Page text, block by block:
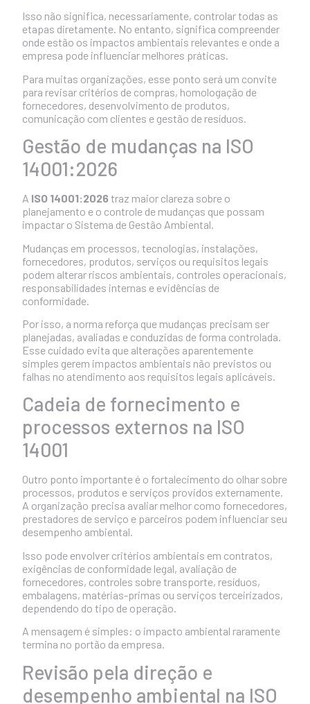
Isso não significa, necessariamente, controlar todas as
etapas diretamente. No entanto, significa compreender
onde estão os impactos ambientais relevantes e onde a
empresa pode influenciar melhores práticas.
Para muitas organizações, esse ponto será um convite
para revisar critérios de compras, homologação de
fornecedores, desenvolvimento de produtos,
comunicação com clientes e gestão de resíduos.
Gestão de mudanças na ISO
14001:2026
A ISO 14001:2026traz maior clareza sobre o
planejamento e o controle de mudanças que possam
impactar o Sistema de Gestão Ambiental.
Mudanças em processos, tecnologias, instalações,
fornecedores, produtos, serviços ou requisitos legais
podem alterar riscos ambientais, controles operacionais,
responsabilidades internas e evidências de
conformidade.
Por isso, a norma reforça que mudanças precisam ser
planejadas, avaliadas e conduzidas de forma controlada.
Esse cuidado evita que alterações aparentemente
simples gerem impactos ambientais não previstos ou
falhas no atendimento aos requisitos legais aplicáveis.
Cadeia de fornecimento e
processos externos na ISO
14001
Outro ponto importante é o fortalecimento do olhar sobre
processos, produtos e serviços providos externamente.
A organização precisa avaliar melhor como fornecedores,
prestadores de serviço e parceiros podem influenciar seu
desempenho ambiental.
Isso pode envolver critérios ambientais em contratos,
exigências de conformidade legal, avaliação de
fornecedores, controles sobre transporte, resíduos,
embalagens, matérias-primas ou serviços terceirizados,
dependendo do tipo de operação.
A mensagem é simples: o impacto ambiental raramente
termina no portão da empresa.
Revisão pela direção e
desempenho ambiental na ISO